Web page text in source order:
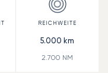
5.000 km
2.700 NM